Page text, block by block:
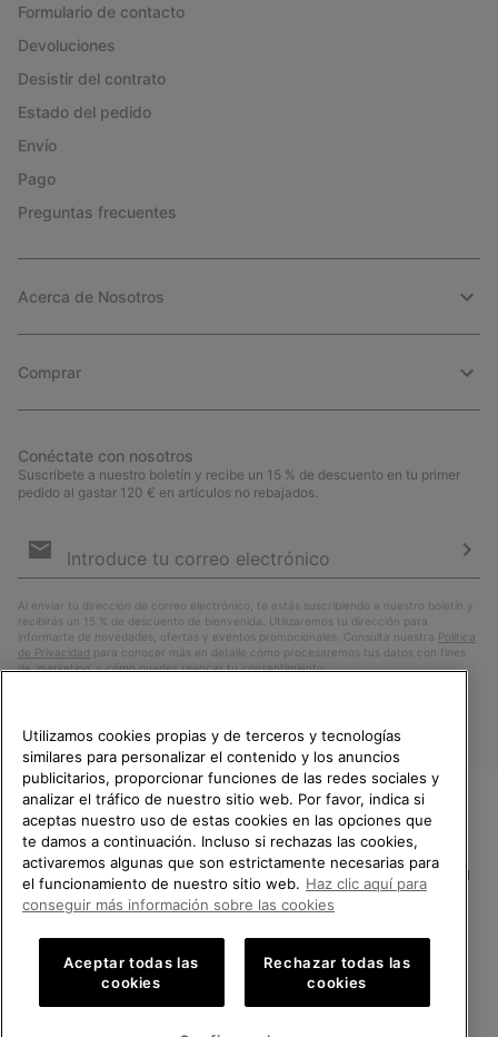
Formulario de contacto
Devoluciones
Desistir del contrato
Estado del pedido
Envío
Pago
Preguntas frecuentes
Acerca de Nosotros
Comprar
Conéctate con nosotros
Suscríbete a nuestro boletín y recibe un 15 % de descuento en tu primer
pedido al gastar 120 € en artículos no rebajados.
de
Al enviar tu dirección de correo electrónico, te estás suscribiendo a nuestro boletín y
recibirás un 15 % de descuento de bienvenida. Utilizaremos tu dirección para
informarte de novedades, ofertas y eventos promocionales. Consulta nuestra Política
de Privacidad para conocer más en detalle cómo procesaremos tus datos con fines
de ’marketing’ y cómo puedes revocar tu consentimiento.
España
Política de Privacidad Condiciones De Uso Terminos de Venta
Cookies Impressum Public CBCR
TE DAMOS LA BIENVENIDA A
SOREL.
POR FAVOR, SELECCIONA TU
PAÍS.
Compras en línea disponibles
United States
Utilizamos cookies propias y de terceros y tecnologías
similares para personalizar el contenido y los anuncios
publicitarios, proporcionar funciones de las redes sociales y
analizar el tráfico de nuestro sitio web. Por favor, indica si
aceptas nuestro uso de estas cookies en las opciones que
te damos a continuación. Incluso si rechazas las cookies,
activaremos algunas que son estrictamente necesarias para
el funcionamiento de nuestro sitio web. Haz clic aquí para
conseguir más información sobre las cookies
Aceptar todas las
cookies
Rechazar todas las
cookies